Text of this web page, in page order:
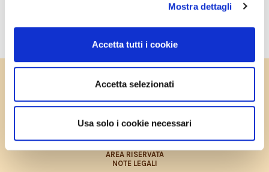
Mostra dettagli
Accetta tutti i cookie
Accetta selezionati
Usa solo i cookie necessari
PRIVACY POLICY
CONTRIBUTO FEASR
CONTATTI
LAVORA CON NOI
PRIVACY POLICY – INFORMATIVA CONSUMATORI
AREA RISERVATA
NOTE LEGALI